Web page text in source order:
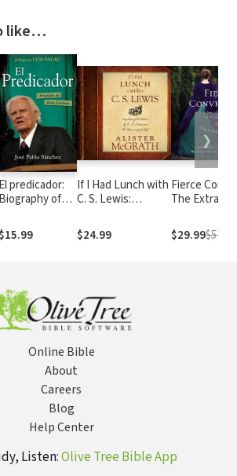
like…
El predicador:
Biography of
If I Had Lunch with
C. S. Lewis:
of C. S. Lewis on
the Meaning of
$24.99
Fierce
The
More: Poet,
Reformer,
$29.99$57.99
❯
Online Bible
About
Careers
Blog
Help Center
Listen:Olive Tree Bible App